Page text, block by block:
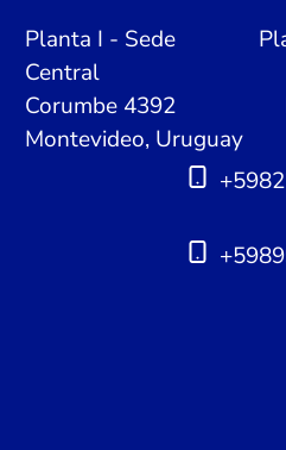
Planta I - Sede
Central
Corumbe 4392
Montevideo, Uruguay